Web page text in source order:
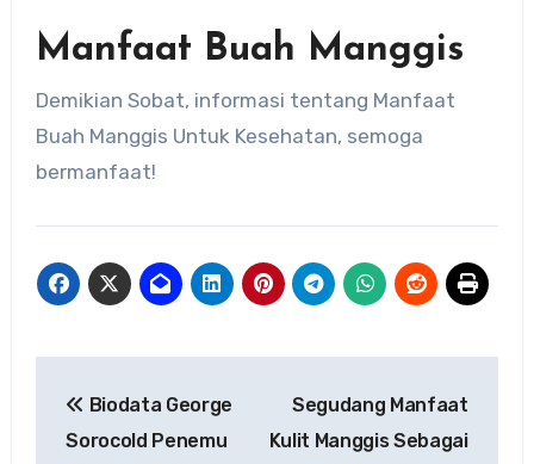
Manfaat Buah Manggis
Demikian Sobat, informasi tentang Manfaat
Buah Manggis Untuk Kesehatan, semoga
bermanfaat!
pos
Biodata George
Sorocold Penemu
Segudang Manfaat
Kulit Manggis Sebagai